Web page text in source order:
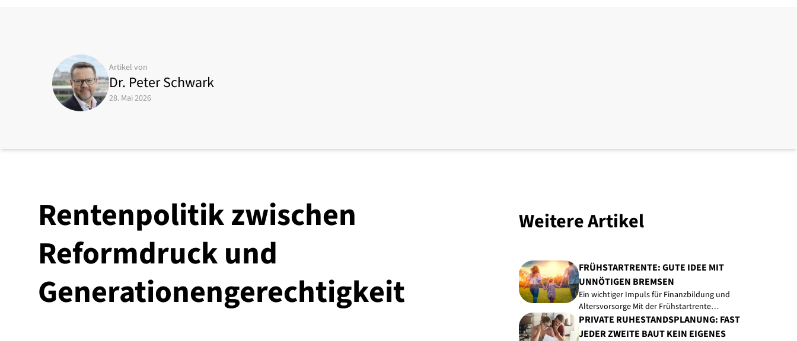
Artikel von
Dr. Peter Schwark
28. Mai 2026
Rentenpolitik zwischen
Reformdruck und
Generationengerechtigkeit
Weitere Artikel
FRÜHSTARTRENTE: GUTE IDEE MIT
UNNÖTIGEN BREMSEN
Ein wichtiger Impuls für Finanzbildung und
Altersvorsorge Mit der Frühstartrente…
PRIVATE RUHESTANDSPLANUNG: FAST
JEDER ZWEITE BAUT KEIN EIGENES